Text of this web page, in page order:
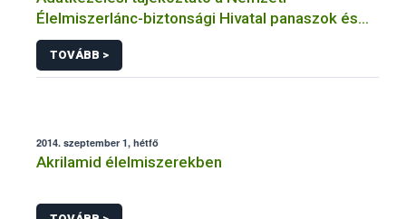
Élelmiszerlánc-biztonsági Hivatal panaszok és
közérdekű bejelentések kezeléséhez
kapcsolódó adatkezeléséhez
TOVÁBB >
2014. szeptember 1, hétfő
Akrilamid élelmiszerekben